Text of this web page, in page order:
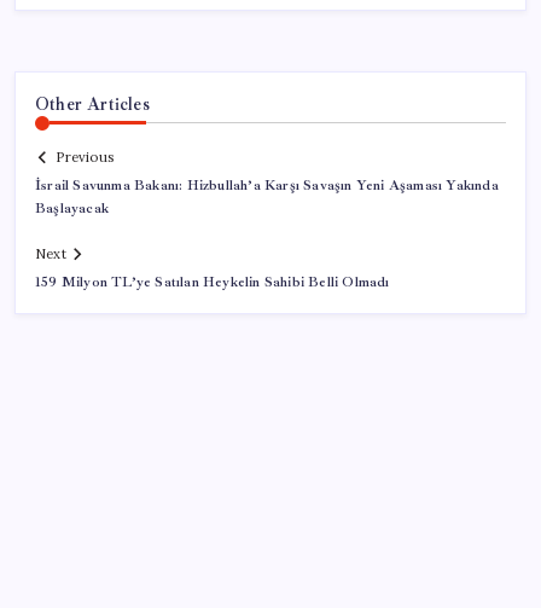
Other Articles
Previous
İsrail Savunma Bakanı: Hizbullah’a Karşı Savaşın Yeni Aşaması Yakında
Başlayacak
Next
159 Milyon TL’ye Satılan Heykelin Sahibi Belli Olmadı